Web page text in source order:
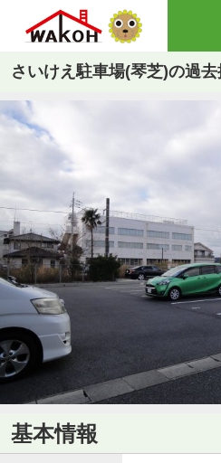
さいけえ駐車場(琴芝)の過
基本情報